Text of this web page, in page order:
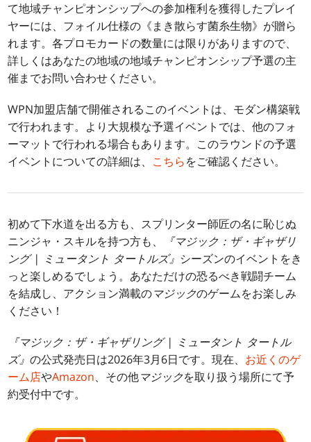
て地域チャンピオンシップへの参加権利を獲得したプレイ
ヤーには、フォイル仕様の《まき散らす菌糸生物》が贈ら
れます。各プロモカードの数量には限りがありますので、
詳しくはあなたの地域の地域チャンピオンシップ予選の主
催までお問い合わせください。
WPN加盟店舗で開催されるこのイベントは、モダン構築戦
で行われます。より大規模な予選イベントでは、他のフォ
ーマットで行われる場合もあります。このラウンドの予選
イベントについての詳細は、 こちらをご確認ください。
初めて下水道を出る方も、スプリンター師匠の名に恥じぬ
ニンジャ・スキルを持つ方も、
『マジック：ザ・ギャザリ
ング | ミュータント タートルズ』 シーズンのイベントをき
っと楽しめるでしょう。あなただけの恐るべき戦闘チーム
を結成し、アクション満載のマジックのゲームをお楽しみ
ください！
『マジック：ザ・ギャザリング | ミュータント タートル
ズ』の公式発売日は2026年3月6日です。現在、 お近くのゲ
ーム店やAmazon、その他マジックを取り扱う場所にて予
約受付中です。